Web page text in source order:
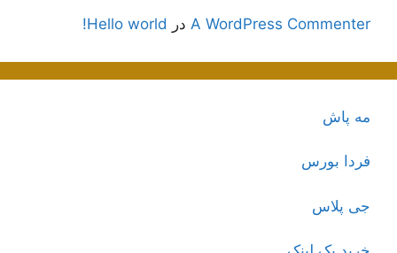
A WordPress Commenter در Hello world!
مه پاش
فردا بورس
جی پلاس